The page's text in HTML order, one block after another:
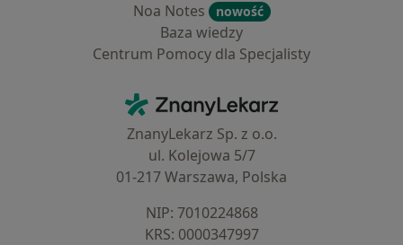
Noa Notes
nowość
Baza wiedzy
Centrum Pomocy dla Specjalisty
ZnanyLekarz - Strona główna
ZnanyLekarz Sp. z o.o.
ul. Kolejowa 5/7
01-217 Warszawa, Polska
NIP: ⁠7010224868
KRS: ⁠0000347997